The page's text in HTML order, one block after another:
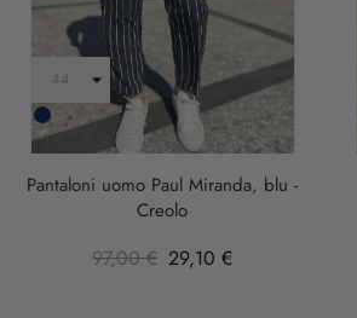
Blu
Scuro
Pantaloni uomo Paul Miranda, blu -
Creolo
97,00 € 29,10 €